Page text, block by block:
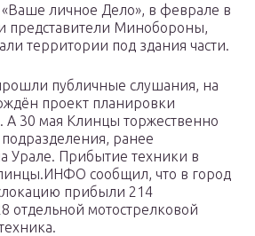
личное Дело», в феврале в
представители Минобороны,
территории под здания части.
публичные слушания, на
проект планировки
А 30 мая Клинцы торжественно
ранее
Урале. Прибытие техники в
сообщил, что в город
прибыли 214
отдельной мотострелковой